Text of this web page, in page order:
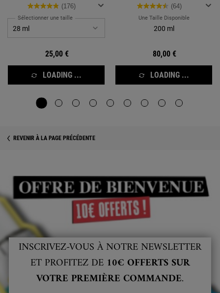
(176)
Sélectionner une taille
25,00 €
LOADING ...
(64)
Une Taille Disponible
200 ml
80,00 €
LOADING ...
REVENIR À LA PAGE PRÉCÉDENTE
INSCRIVEZ-VOUS À NOTRE NEWSLETTER
ET PROFITEZ DE 10€ OFFERTS SUR
VOTRE PREMIÈRE COMMANDE.